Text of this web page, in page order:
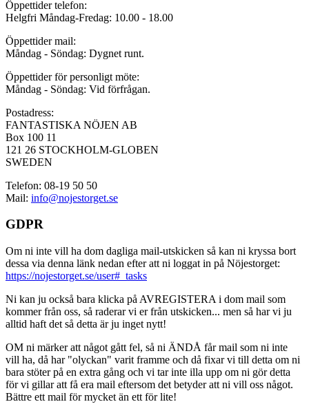
Öppettider telefon:
Helgfri Måndag-Fredag: 10.00 - 18.00
Öppettider mail:
Måndag - Söndag: Dygnet runt.
Öppettider för personligt möte:
Måndag - Söndag: Vid förfrågan.
Postadress:
FANTASTISKA NÖJEN AB
Box 100 11
121 26 STOCKHOLM-GLOBEN
SWEDEN
Telefon: 08-19 50 50
Mail: info@nojestorget.se
GDPR
Om ni inte vill ha dom dagliga mail-utskicken så kan ni kryssa bort
dessa via denna länk nedan efter att ni loggat in på Nöjestorget:
https://nojestorget.se/user#_tasks
Ni kan ju också bara klicka på AVREGISTERA i dom mail som
kommer från oss, så raderar vi er från utskicken... men så har vi ju
alltid haft det så detta är ju inget nytt!
OM ni märker att något gått fel, så ni ÄNDÅ får mail som ni inte
vill ha, då har "olyckan" varit framme och då fixar vi till detta om ni
bara stöter på en extra gång och vi tar inte illa upp om ni gör detta
för vi gillar att få era mail eftersom det betyder att ni vill oss något.
Bättre ett mail för mycket än ett för lite!